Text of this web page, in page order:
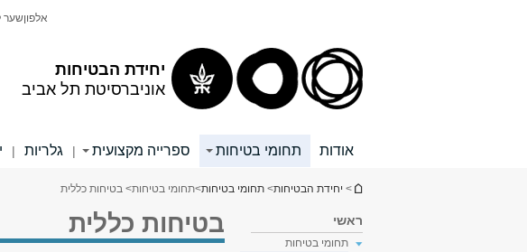
יחידת הבטיחות
אוניברסיטת תל אביב
אלפוןשער
אודות תחומי בטיחות ספרייה מקצועית | גלריות |
הינך נמצא כאן
> יחידת הבטיחות> תחומי בטיחות>תחומי בטיחות> בטיחות כללית
ראשי
תחומי בטיחות
בטיחות כללית